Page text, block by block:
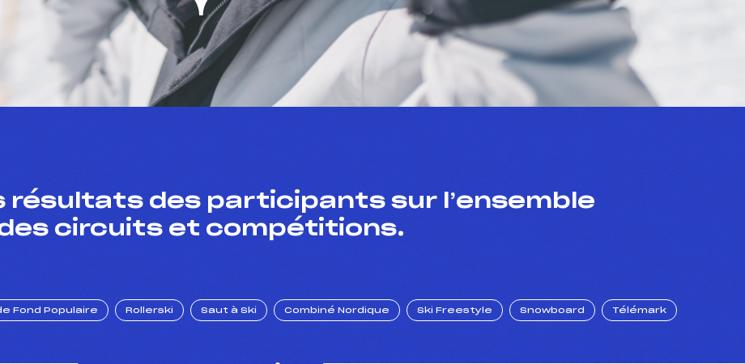
résultats des participants sur l’ensemble
circuits et compétitions.
Fond Populaire Rollerski Saut à Ski Combiné Nordique Ski Freestyle Snowboard Télémark